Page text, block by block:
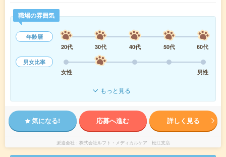
職場の雰囲気
年齢層
20代
30代 40代 50代
60代
男女比率
女性
男性
もっと見る
気になる! 応募へ進む 詳しく見る
派遣会社 株式会社ルフト・メディカルケア 松江支店